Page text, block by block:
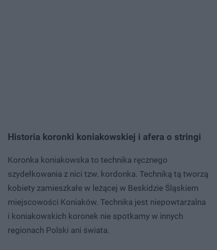
Historia koronki koniakowskiej i afera o stringi
Koronka koniakowska to technika ręcznego
szydełkowania z nici tzw. kordonka. Techniką tą tworzą
kobiety zamieszkałe w leżącej w Beskidzie Śląskiem
miejscowości Koniaków. Technika jest niepowtarzalna
i koniakowskich koronek nie spotkamy w innych
regionach Polski ani świata.